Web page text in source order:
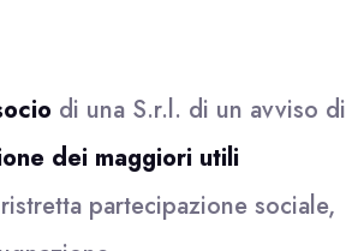
di una S.r.l. di un avviso di
dei maggiori utili
partecipazione sociale,